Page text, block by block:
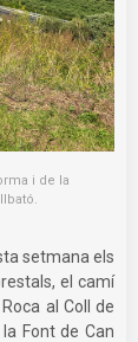
i de la
setmana els
el camí
al Coll de
Font de Can